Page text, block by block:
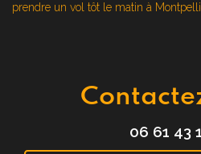
prendre un vol tôt le matin à
06 61 43